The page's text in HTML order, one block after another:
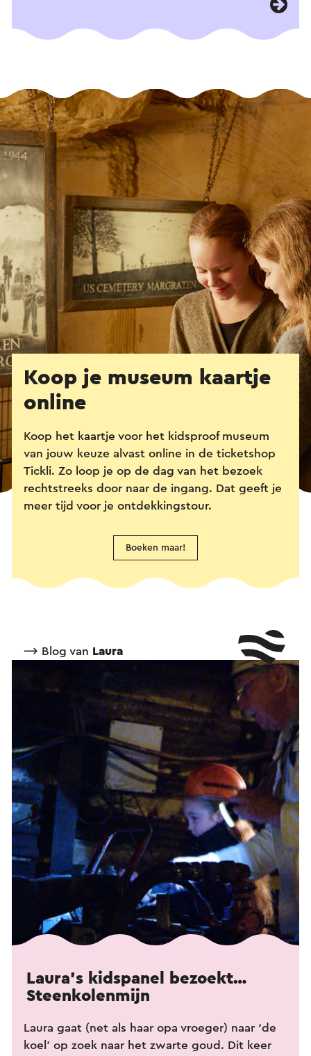
Koop je museum kaartje
online
Koop het kaartje voor het kidsproof museum
van jouw keuze alvast online in de ticketshop
Tickli. Zo loop je op de dag van het bezoek
rechtstreeks door naar de ingang. Dat geeft je
meer tijd voor je ontdekkingstour.
Boeken maar!
⟶ Blog van Laura
Laura’s kidspanel bezoekt…
Steenkolenmijn
Laura gaat (net als haar opa vroeger) naar ‘de
koel’ op zoek naar het zwarte goud. Dit keer